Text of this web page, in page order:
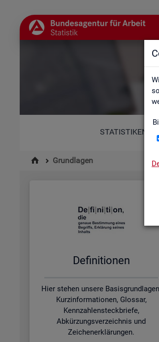
STATISTIKEN
Grundlagen
De­fi­ni­tio­nen
Hier stehen unsere
Kurzinformationen, Glossar,
Kennzahlensteckbriefe,
Abkürzungsverzeichnis und
Zeichenerklärungen.